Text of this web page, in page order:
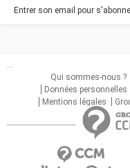
...
Qui sommes-nous ?
Données personnelles
Mentions légales